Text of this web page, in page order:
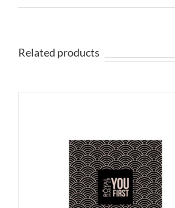
Related products
SELECT OPTIONS ACQUISTA